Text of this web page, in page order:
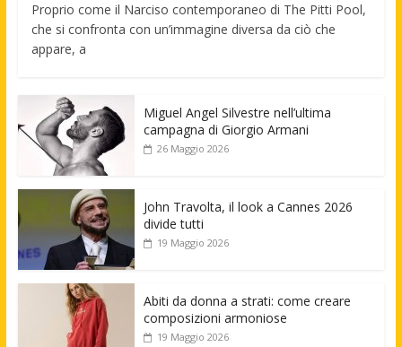
Proprio come il Narciso contemporaneo di The Pitti Pool,
che si confronta con un’immagine diversa da ciò che
appare, a
Miguel Angel Silvestre nell’ultima
campagna di Giorgio Armani
26 Maggio 2026
John Travolta, il look a Cannes 2026
divide tutti
19 Maggio 2026
Abiti da donna a strati: come creare
composizioni armoniose
19 Maggio 2026